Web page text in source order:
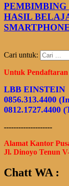
PEMBIMBING
HASIL
Cari untuk:
Untuk
LBB EINSTEIN
0856.313.4400
0812.1727.4400
--------------------
Alamat Kantor
Jl. Dinoyo Tenun
Chatt WA :